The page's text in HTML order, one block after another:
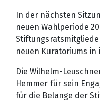
In der nächsten
neuen Wahlperiode
neuen Kuratoriums
Die Wilhelm-
Hemmer für sein
für die Belange der